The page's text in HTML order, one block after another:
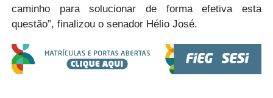
caminho para solucionar de forma efetiva esta
questão”, finalizou o senador Hélio José.